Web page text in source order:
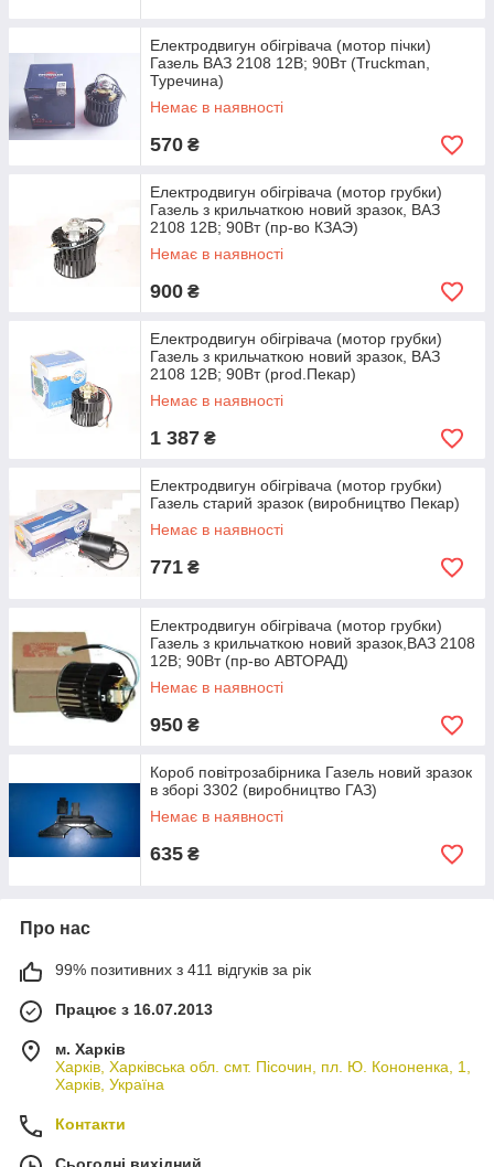
Електродвигун обігрівача (мотор пічки)
Газель ВАЗ 2108 12В; 90Вт (Truckman,
Туречина)
Немає в наявності
570 ₴
Електродвигун обігрівача (мотор грубки)
Газель з крильчаткою новий зразок, ВАЗ
2108 12В; 90Вт (пр-во КЗАЭ)
Немає в наявності
900 ₴
Електродвигун обігрівача (мотор грубки)
Газель з крильчаткою новий зразок, ВАЗ
2108 12В; 90Вт (prod.Пекар)
Немає в наявності
1 387 ₴
Електродвигун обігрівача (мотор грубки)
Газель старий зразок (виробництво Пекар)
Немає в наявності
771 ₴
Електродвигун обігрівача (мотор грубки)
Газель з крильчаткою новий зразок,ВАЗ 2108
12В; 90Вт (пр-во АВТОРАД)
Немає в наявності
950 ₴
Короб повітрозабірника Газель новий зразок
в зборі 3302 (виробництво ГАЗ)
Немає в наявності
635 ₴
Про нас
99% позитивних з 411 відгуків за рік
Працює з 16.07.2013
м. Харків
Харків, Харківська обл. смт. Пісочин, пл. Ю. Кононенка, 1,
Харків, Україна
Контакти